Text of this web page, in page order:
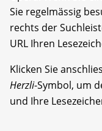
Sie regelmässig
rechts der
URL Ihren
Klicken Sie
Herzli-Symbol, um
und Ihre